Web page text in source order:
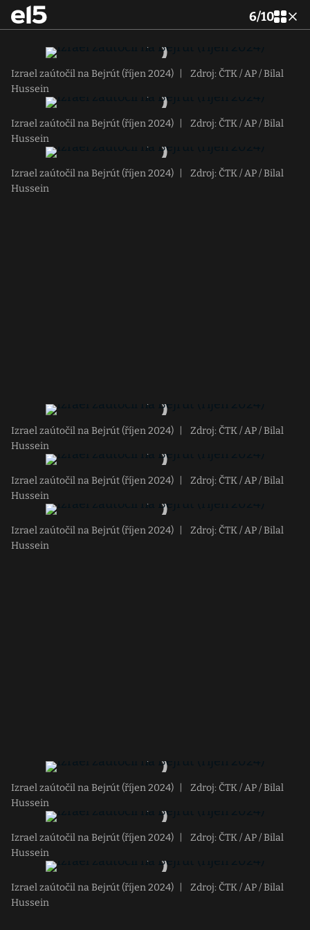
6/10
Izrael zaútočil na Bejrút (říjen 2024)
Zdroj: ČTK / AP / Bilal
Hussein
Izrael zaútočil na Bejrút (říjen 2024)
Zdroj: ČTK / AP / Bilal
Hussein
Izrael zaútočil na Bejrút (říjen 2024)
Zdroj: ČTK / AP / Bilal
Hussein
Izrael zaútočil na Bejrút (říjen 2024)
Zdroj: ČTK / AP / Bilal
Hussein
Izrael zaútočil na Bejrút (říjen 2024)
Zdroj: ČTK / AP / Bilal
Hussein
Izrael zaútočil na Bejrút (říjen 2024)
Zdroj: ČTK / AP / Bilal
Hussein
Izrael zaútočil na Bejrút (říjen 2024)
Zdroj: ČTK / AP / Bilal
Hussein
Izrael zaútočil na Bejrút (říjen 2024)
Zdroj: ČTK / AP / Bilal
Hussein
Izrael zaútočil na Bejrút (říjen 2024)
Zdroj: ČTK / AP / Bilal
Hussein